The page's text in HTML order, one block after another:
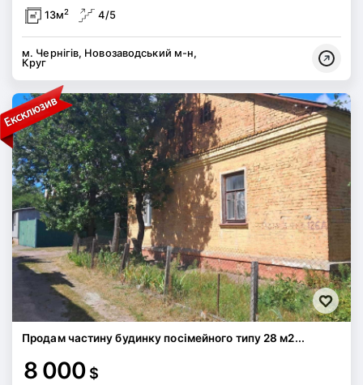
13м2 4/5
м. Чернігів, Новозаводський м-н,
Круг
Продам частину будинку посімейного типу 28 м2...
8 000 $